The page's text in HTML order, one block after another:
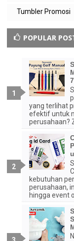
Tumbler Promosi
POPULAR
yang terlihat
efektif untuk
perusahaan?
kebutuhan
perusahaan,
hingga event